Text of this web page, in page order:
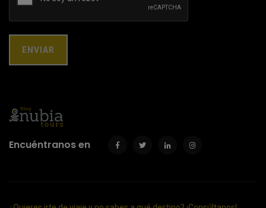
Encuéntranos en